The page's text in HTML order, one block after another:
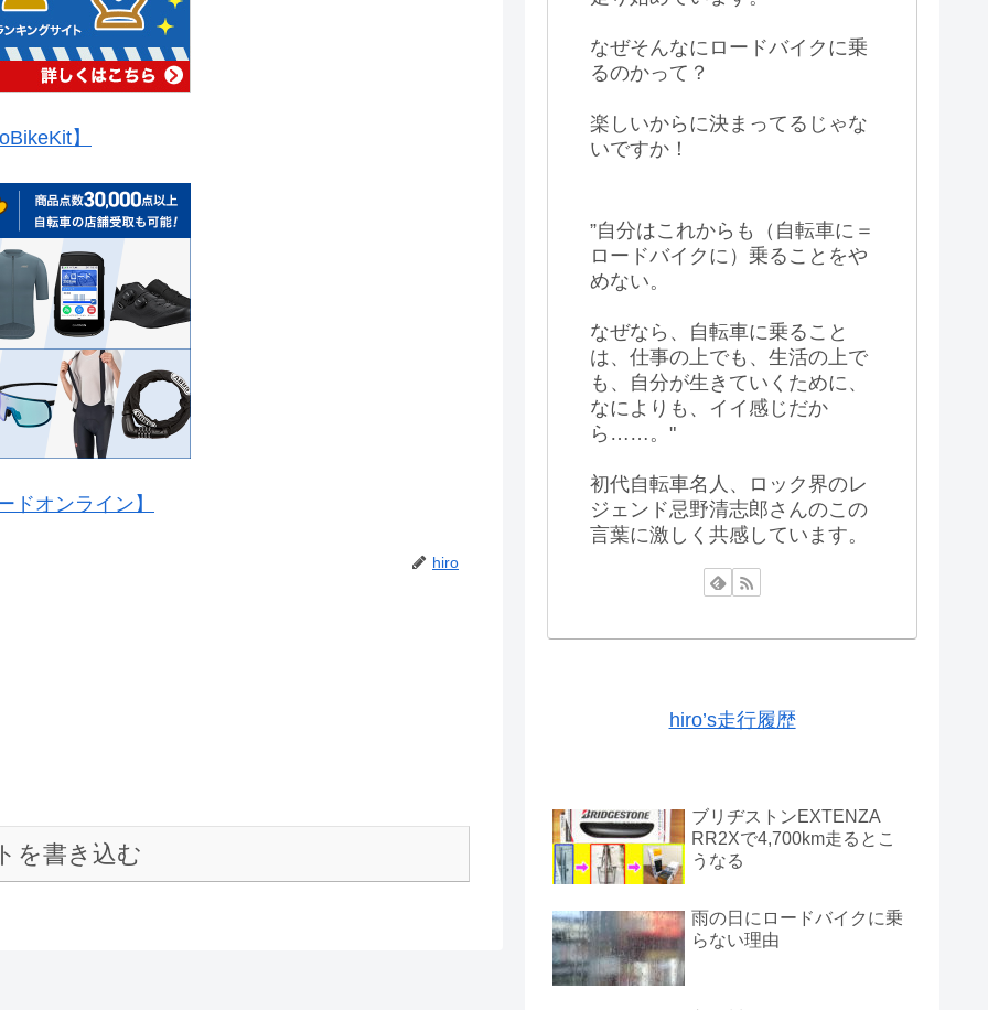
】
ドオンライン】
hiro
を書き込む
なぜそんなにロードバイクに乗
るのかって？
楽しいからに決まってるじゃな
いですか！
”自分はこれからも（自転車に＝
ロードバイクに）乗ることをや
めない。
なぜなら、自転車に乗ること
は、仕事の上でも、生活の上で
も、自分が生きていくために、
なによりも、イイ感じだか
ら……。"
初代自転車名人、ロック界のレ
ジェンド忌野清志郎さんのこの
言葉に激しく共感しています。
hiro’s走行履歴
ブリヂストンEXTENZA
RR2Xで4,700km走るとこ
うなる
雨の日にロードバイクに乗
らない理由